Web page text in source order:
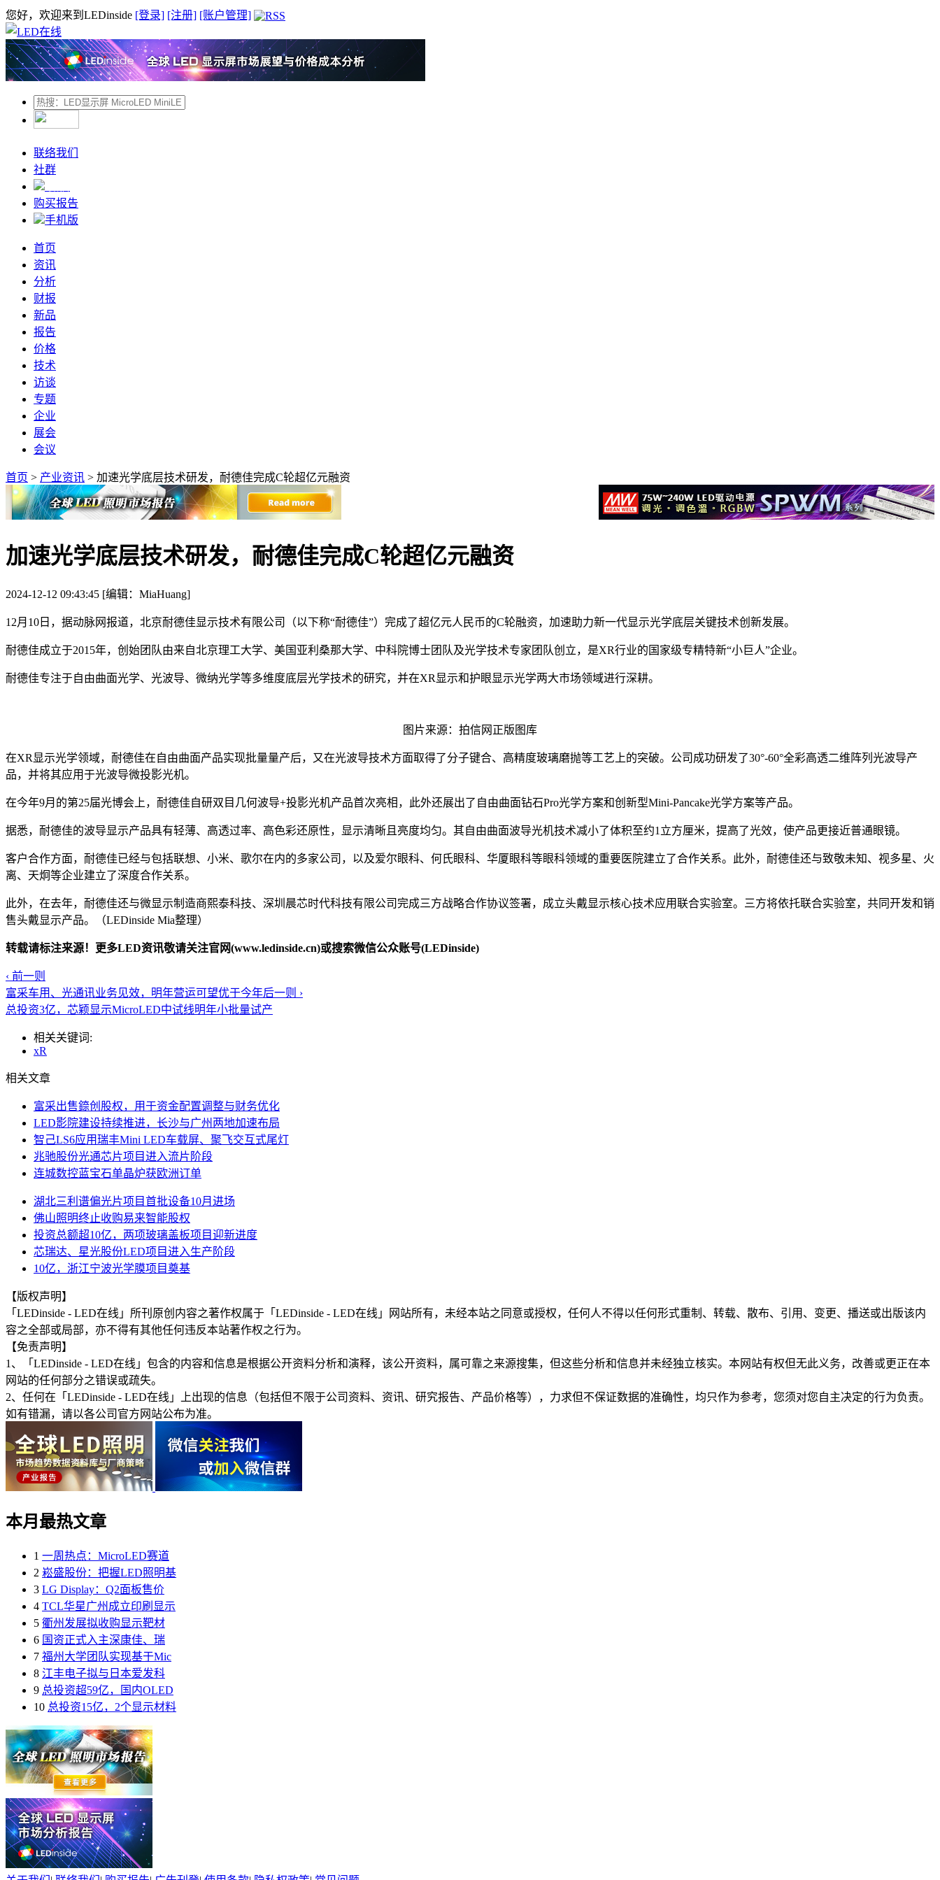
您好，欢迎来到LEDinside [登录] [注册] [账户管理]
联络我们
社群
购买报告
手机版
首页
资讯
分析
财报
新品
报告
价格
技术
访谈
专题
企业
展会
会议
首页 > 产业资讯 > 加速光学底层技术研发，耐德佳完成C轮超亿元融资
加速光学底层技术研发，耐德佳完成C轮超亿元融资
2024-12-12 09:43:45 [编辑：MiaHuang]
12月10日，据动脉网报道，北京耐德佳显示技术有限公司（以下称“耐德佳”）完成了超亿元人民币的C轮融资，加速助力新一代显示光学底层关键技术创新发展。
耐德佳成立于2015年，创始团队由来自北京理工大学、美国亚利桑那大学、中科院博士团队及光学技术专家团队创立，是XR行业的国家级专精特新“小巨人”企业。
耐德佳专注于自由曲面光学、光波导、微纳光学等多维度底层光学技术的研究，并在XR显示和护眼显示光学两大市场领域进行深耕。
图片来源：拍信网正版图库
在XR显示光学领域，耐德佳在自由曲面产品实现批量量产后，又在光波导技术方面取得了分子键合、高精度玻璃磨抛等工艺上的突破。公司成功研发了30°-60°全彩高透二维阵列光波导产
品，并将其应用于光波导微投影光机。
在今年9月的第25届光博会上，耐德佳自研双目几何波导+投影光机产品首次亮相，此外还展出了自由曲面钻石Pro光学方案和创新型Mini-Pancake光学方案等产品。
据悉，耐德佳的波导显示产品具有轻薄、高透过率、高色彩还原性，显示清晰且亮度均匀。其自由曲面波导光机技术减小了体积至约1立方厘米，提高了光效，使产品更接近普通眼镜。
客户合作方面，耐德佳已经与包括联想、小米、歌尔在内的多家公司，以及爱尔眼科、何氏眼科、华厦眼科等眼科领域的重要医院建立了合作关系。此外，耐德佳还与致敬未知、视多星、火
离、天炯等企业建立了深度合作关系。
此外，在去年，耐德佳还与微显示制造商熙泰科技、深圳晨芯时代科技有限公司完成三方战略合作协议签署，成立头戴显示核心技术应用联合实验室。三方将依托联合实验室，共同开发和销
售头戴显示产品。（LEDinside Mia整理）
转载请标注来源！更多LED资讯敬请关注官网(www.ledinside.cn)或搜索微信公众账号(LEDinside)
‹ 前一则
富采车用、光通讯业务见效，明年营运可望优于今年后一则 ›
总投资3亿，芯颖显示MicroLED中试线明年小批量试产
相关关键词:
xR
相关文章
富采出售錼创股权，用于资金配置调整与财务优化
LED影院建设持续推进，长沙与广州两地加速布局
智己LS6应用瑞丰Mini LED车载屏、聚飞交互式尾灯
兆驰股份光通芯片项目进入流片阶段
连城数控蓝宝石单晶炉获欧洲订单
湖北三利谱偏光片项目首批设备10月进场
佛山照明终止收购易来智能股权
投资总额超10亿，两项玻璃盖板项目迎新进度
芯瑞达、星光股份LED项目进入生产阶段
10亿，浙江宁波光学膜项目奠基
【版权声明】
「LEDinside - LED在线」所刊原创内容之著作权属于「LEDinside - LED在线」网站所有，未经本站之同意或授权，任何人不得以任何形式重制、转载、散布、引用、变更、播送或出版该内
容之全部或局部，亦不得有其他任何违反本站著作权之行为。
【免责声明】
1、「LEDinside - LED在线」包含的内容和信息是根据公开资料分析和演释，该公开资料，属可靠之来源搜集，但这些分析和信息并未经独立核实。本网站有权但无此义务，改善或更正在本
网站的任何部分之错误或疏失。
2、任何在「LEDinside - LED在线」上出现的信息（包括但不限于公司资料、资讯、研究报告、产品价格等），力求但不保证数据的准确性，均只作为参考，您须对您自主决定的行为负责。
如有错漏，请以各公司官方网站公布为准。
本月最热文章
1 一周热点：MicroLED赛道
2 崧盛股份：把握LED照明基
3 LG Display：Q2面板售价
4 TCL华星广州成立印刷显示
5 衢州发展拟收购显示靶材
6 国资正式入主深康佳、瑞
7 福州大学团队实现基于Mic
8 江丰电子拟与日本爱发科
9 总投资超59亿，国内OLED
10 总投资15亿，2个显示材料